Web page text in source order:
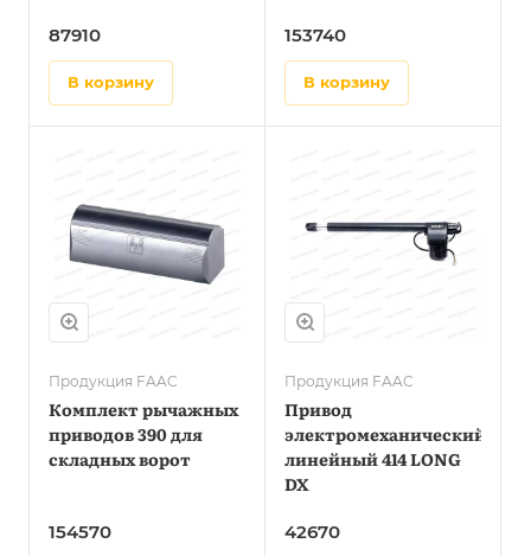
87910
в корзину
153740
в корзину
Продукция FAAC
Комплект рычажных
приводов 390 для
складных ворот
154570
Продукция FAAC
Привод
электромеханический
линейный 414 LONG
DX
42670